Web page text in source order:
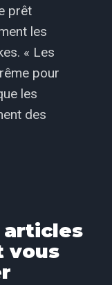
prêt
les
« Les
pour
les
des
articles
vous